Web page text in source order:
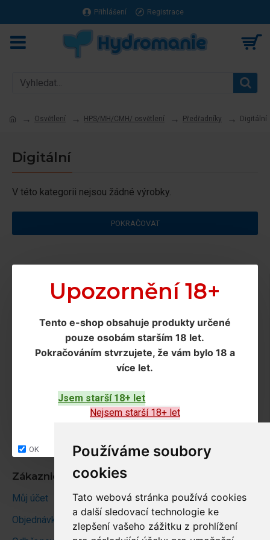
Používáme soubory
cookies
Tato webová stránka používá cookies
a další sledovací technologie ke
zlepšení vašeho zážitku z prohlížení
Upozornění 18+
Tento e-shop obsahuje produkty určené
pouze osobám starším 18 let.
Pokračováním stvrzujete, že vám bylo 18 a
více let.
Jsem starší 18+ let
Nejsem starší 18+ let
OK
Přihlášení Registrace
Osvětlení HPS/MH/CMH/ osvětlení Předřadníky Digitální
Digitální
V této kategorii nejsou žádné výrobky.
POKRAČOVAT
Ochrana os. údajů
Obchodní podmínky
Site map
Zákaznický účet
Můj účet
Objednávky